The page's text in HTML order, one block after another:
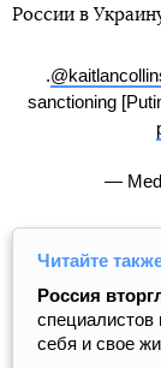
России в
.
sanctioning
—
Читайте
Россия
специалистов
себя и свое